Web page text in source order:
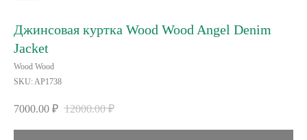
Джинсовая куртка Wood Wood Angel Denim
Jacket
Wood Wood
SKU:AP1738
7000.00 ₽ 12000.00 ₽